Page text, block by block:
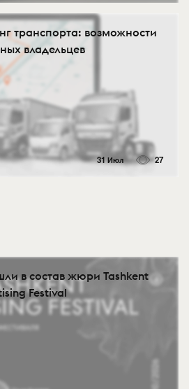
транспорта: возможности
владельцев
31 Июл 27
в состав жюри Tashkent
Festival